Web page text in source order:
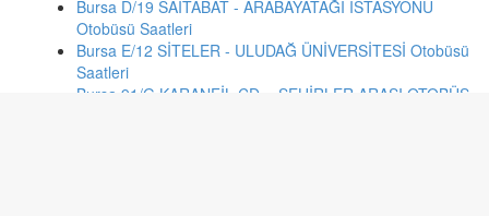
Bursa D/19 SAİTABAT - ARABAYATAĞI İSTASYONU
Otobüsü Saatleri
Bursa E/12 SİTELER - ULUDAĞ ÜNİVERSİTESİ Otobüsü
Saatleri
Bursa 91/G KARANFİL CD. - ŞEHİRLER ARASI OTOBÜS